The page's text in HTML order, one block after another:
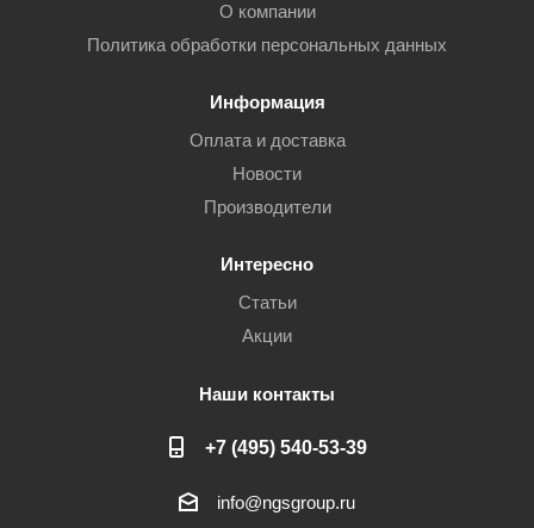
О компании
Политика обработки персональных данных
Информация
Оплата и доставка
Новости
Производители
Интересно
Статьи
Акции
Наши контакты
+7 (495) 540-53-39
info@ngsgroup.ru